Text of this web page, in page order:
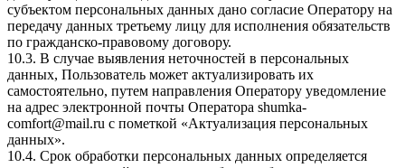
субъектом персональных данных дано согласие Оператору на
передачу данных третьему лицу для исполнения обязательств
по гражданско-правовому договору.
10.3. В случае выявления неточностей в персональных
данных, Пользователь может актуализировать их
самостоятельно, путем направления Оператору уведомление
на адрес электронной почты Оператора shumka-
comfort@mail.ru с пометкой «Актуализация персональных
данных».
10.4. Срок обработки персональных данных определяется